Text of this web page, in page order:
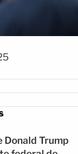
Trump